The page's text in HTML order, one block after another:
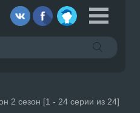
2 сезон [1 - 24 серии из 24]